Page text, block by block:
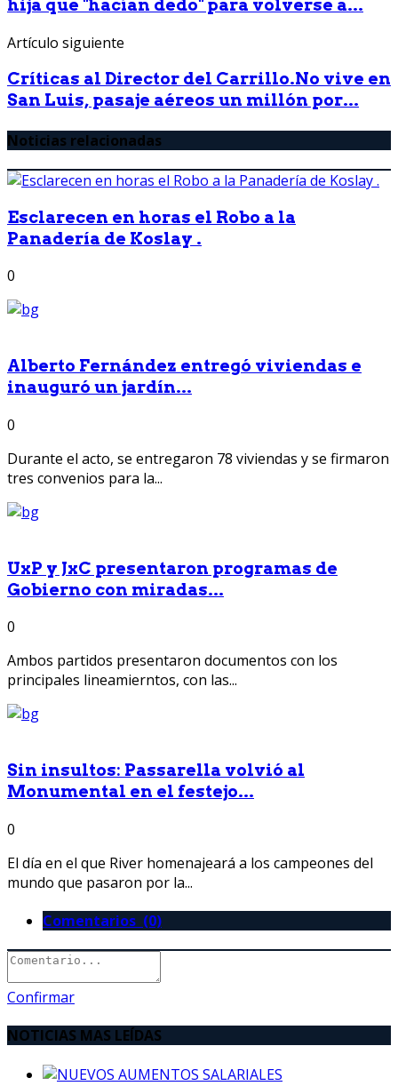
hija que "hacían dedo" para volverse a...
Artículo siguiente
Críticas al Director del Carrillo.No vive en
San Luis, pasaje aéreos un millón por...
Noticias relacionadas
Esclarecen en horas el Robo a la
Panadería de Koslay .
0
Alberto Fernández entregó viviendas e
inauguró un jardín...
0
Durante el acto, se entregaron 78 viviendas y se firmaron
tres convenios para la...
UxP y JxC presentaron programas de
Gobierno con miradas...
0
Ambos partidos presentaron documentos con los
principales lineamierntos, con las...
Sin insultos: Passarella volvió al
Monumental en el festejo...
0
El día en el que River homenajeará a los campeones del
mundo que pasaron por la...
Comentarios (0)
Confirmar
NOTICIAS MAS LEÍDAS